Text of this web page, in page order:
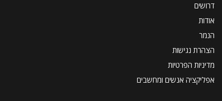
דרושים
אודות
הנמר
הצהרת נגישות
מדיניות הפרטיות
אפליקציה אנשים ומחשבים